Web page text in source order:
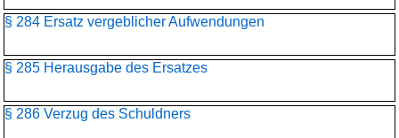
§ 284 Ersatz vergeblicher Aufwendungen
§ 285 Herausgabe des Ersatzes
§ 286 Verzug des Schuldners